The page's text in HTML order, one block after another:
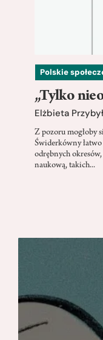
Polskie
„Tylko
Elżbieta
Z pozoru mogłoby
Świderkówny
odrębnych
naukową, takich...